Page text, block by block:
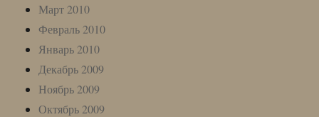
Март 2010
Февраль 2010
Январь 2010
Декабрь 2009
Ноябрь 2009
Октябрь 2009